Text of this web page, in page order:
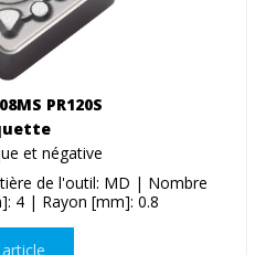
PR120S
et négative
de l'outil: MD | Nombre
4 | Rayon [mm]: 0.8